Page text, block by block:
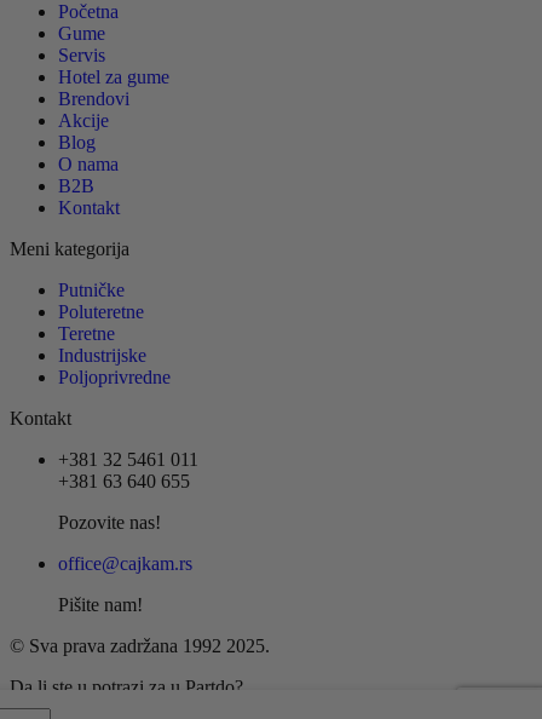
Početna
Gume
Servis
Hotel za gume
Brendovi
Akcije
Blog
O nama
B2B
Kontakt
Meni kategorija
Putničke
Poluteretne
Teretne
Industrijske
Poljoprivredne
Kontakt
+381 32 5461 011
+381 63 640 655
Pozovite nas!
office@cajkam.rs
Pišite nam!
© Sva prava zadržana 1992 2025.
Da li ste u potrazi za u Partdo?